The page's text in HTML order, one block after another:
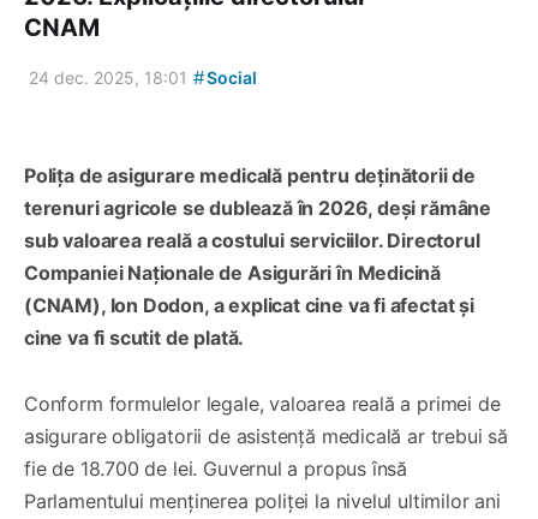
CNAM
24 dec. 2025, 18:01 #Social
Polița de asigurare medicală pentru deținătorii de
terenuri agricole se dublează în 2026, deși rămâne
sub valoarea reală a costului serviciilor. Directorul
Companiei Naționale de Asigurări în Medicină
(CNAM), Ion Dodon, a explicat cine va fi afectat și
cine va fi scutit de plată.
Conform formulelor legale, valoarea reală a primei de
asigurare obligatorii de asistență medicală ar trebui să
fie de 18.700 de lei. Guvernul a propus însă
Parlamentului menținerea poliței la nivelul ultimilor ani